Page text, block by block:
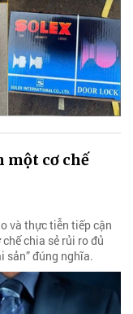
một cơ chế
và thực tiễn tiếp cận
chia sẻ rủi ro đủ
sản” đúng nghĩa.